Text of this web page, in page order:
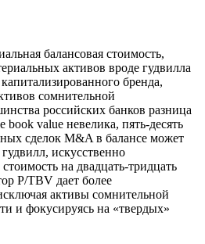
балансовая стоимость,
активов вроде гудвилла
бренда,
сомнительной
российских банков разница
value невелика, пять-десять
сделок M&A в балансе может
искусственно
на двадцать-тридцать
P/TBV дает более
активы сомнительной
и фокусируясь на «твердых»